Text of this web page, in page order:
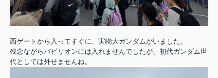
西ゲートから入ってすぐに、実物大ガンダムがいました。
残念ながらパビリオンには入れませんでしたが、初代ガンダム世
代としては外せませんね。